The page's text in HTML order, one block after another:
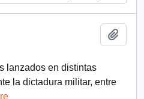
lanzados en distintas
la dictadura militar, entre